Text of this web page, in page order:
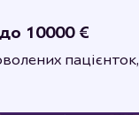
10000 €
пацієнток,